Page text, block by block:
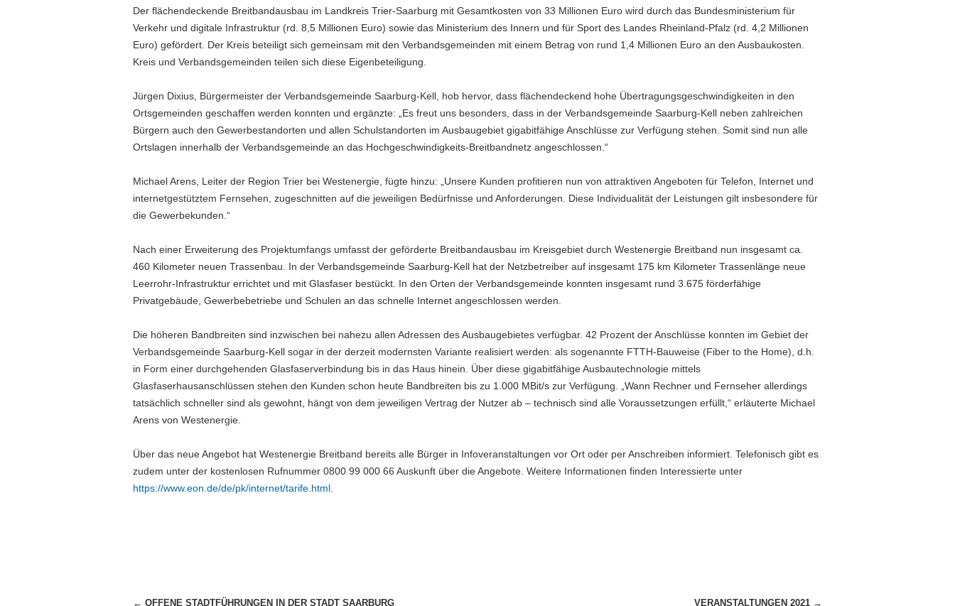
Der flächendeckende Breitbandausbau im Landkreis Trier-Saarburg mit Gesamtkosten von 33 Millionen Euro wird durch das Bundesministerium für
Verkehr und digitale Infrastruktur (rd. 8,5 Millionen Euro) sowie das Ministerium des Innern und für Sport des Landes Rheinland-Pfalz (rd. 4,2 Millionen
Euro) gefördert. Der Kreis beteiligt sich gemeinsam mit den Verbandsgemeinden mit einem Betrag von rund 1,4 Millionen Euro an den Ausbaukosten.
Kreis und Verbandsgemeinden teilen sich diese Eigenbeteiligung.
Jürgen Dixius, Bürgermeister der Verbandsgemeinde Saarburg-Kell, hob hervor, dass flächendeckend hohe Übertragungsgeschwindigkeiten in den
Ortsgemeinden geschaffen werden konnten und ergänzte: „Es freut uns besonders, dass in der Verbandsgemeinde Saarburg-Kell neben zahlreichen
Bürgern auch den Gewerbestandorten und allen Schulstandorten im Ausbaugebiet gigabitfähige Anschlüsse zur Verfügung stehen. Somit sind nun alle
Ortslagen innerhalb der Verbandsgemeinde an das Hochgeschwindigkeits-Breitbandnetz angeschlossen.“
Michael Arens, Leiter der Region Trier bei Westenergie, fügte hinzu: „Unsere Kunden profitieren nun von attraktiven Angeboten für Telefon, Internet und
internetgestütztem Fernsehen, zugeschnitten auf die jeweiligen Bedürfnisse und Anforderungen. Diese Individualität der Leistungen gilt insbesondere für
die Gewerbekunden.“
Nach einer Erweiterung des Projektumfangs umfasst der geförderte Breitbandausbau im Kreisgebiet durch Westenergie Breitband nun insgesamt ca.
460 Kilometer neuen Trassenbau. In der Verbandsgemeinde Saarburg-Kell hat der Netzbetreiber auf insgesamt 175 km Kilometer Trassenlänge neue
Leerrohr-Infrastruktur errichtet und mit Glasfaser bestückt. In den Orten der Verbandsgemeinde konnten insgesamt rund 3.675 förderfähige
Privatgebäude, Gewerbebetriebe und Schulen an das schnelle Internet angeschlossen werden.
Die höheren Bandbreiten sind inzwischen bei nahezu allen Adressen des Ausbaugebietes verfügbar. 42 Prozent der Anschlüsse konnten im Gebiet der
Verbandsgemeinde Saarburg-Kell sogar in der derzeit modernsten Variante realisiert werden: als sogenannte FTTH-Bauweise (Fiber to the Home), d.h.
in Form einer durchgehenden Glasfaserverbindung bis in das Haus hinein. Über diese gigabitfähige Ausbautechnologie mittels
Glasfaserhausanschlüssen stehen den Kunden schon heute Bandbreiten bis zu 1.000 MBit/s zur Verfügung. „Wann Rechner und Fernseher allerdings
tatsächlich schneller sind als gewohnt, hängt von dem jeweiligen Vertrag der Nutzer ab – technisch sind alle Voraussetzungen erfüllt,“ erläuterte Michael
Arens von Westenergie.
Über das neue Angebot hat Westenergie Breitband bereits alle Bürger in Infoveranstaltungen vor Ort oder per Anschreiben informiert. Telefonisch gibt es
zudem unter der kostenlosen Rufnummer 0800 99 000 66 Auskunft über die Angebote. Weitere Informationen finden Interessierte unter
https://www.eon.de/de/pk/internet/tarife.html
Beitragsnavigation
← OFFENE STADTFÜHRUNGEN IN DER STADT SAARBURG VERANSTALTUNGEN 2021 →